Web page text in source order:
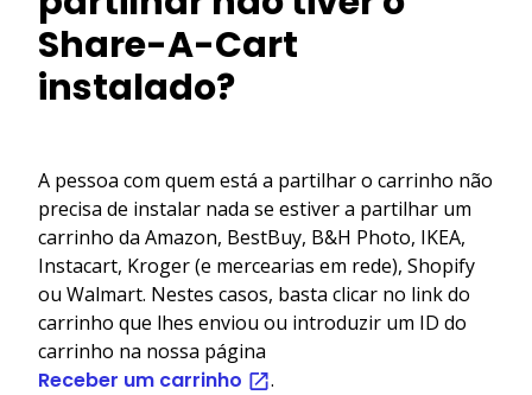
Share-A-Cart
instalado?
A pessoa com quem está a partilhar o carrinho não
precisa de instalar nada se estiver a partilhar um
carrinho da Amazon, BestBuy, B&H Photo, IKEA,
Instacart, Kroger (e mercearias em rede), Shopify
ou Walmart. Nestes casos, basta clicar no link do
carrinho que lhes enviou ou introduzir um ID do
carrinho na nossa página
Receber um carrinho .